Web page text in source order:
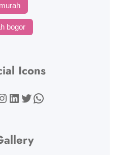
bogor
Icons
LinkedIn Twitter WhatsApp